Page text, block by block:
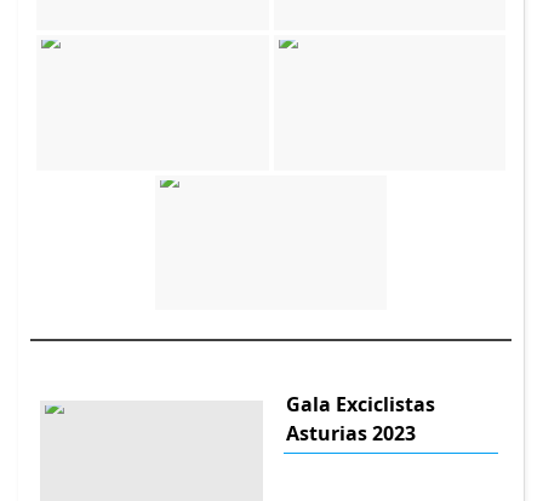
Gala Exciclistas
Asturias 2023